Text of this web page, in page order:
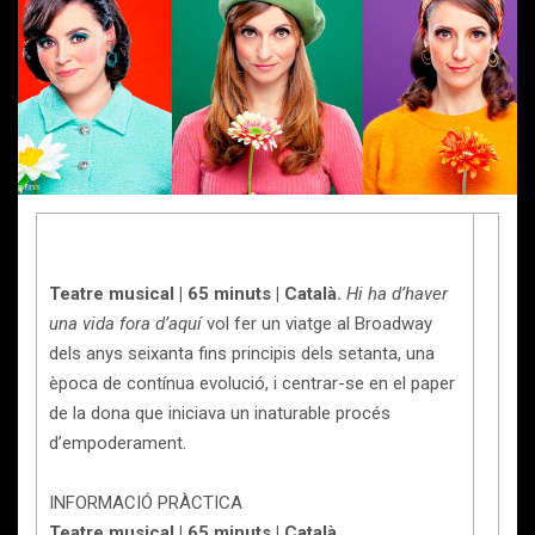
Teatre musical | 65 minuts | Català. Hi ha d’haver
una vida fora d’aquívol fer un viatge al Broadway
dels anys seixanta fins principis dels setanta, una
època de contínua evolució, i centrar-se en el paper
de la dona que iniciava un inaturable procés
d’empoderament.
INFORMACIÓ PRÀCTICA